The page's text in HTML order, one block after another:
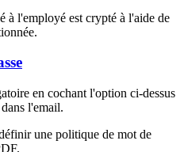
à l'employé est crypté à l'aide de
en cochant l'option ci-dessus
l'email.
une politique de mot de